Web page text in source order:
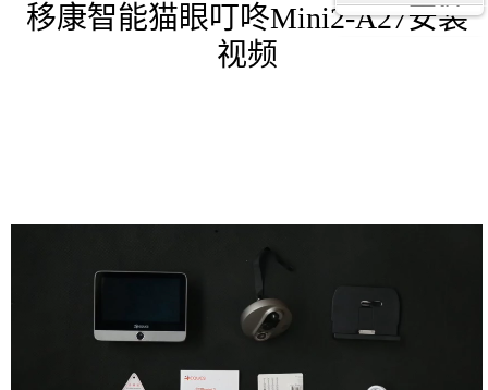
移康智能猫眼叮咚Mini2-A27安装
视频